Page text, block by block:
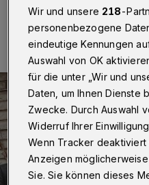
14.02.2020 , 21:19 Uhr 2
Wir und unsere 218-
personenbezogene
eindeutige Kennungen
Auswahl von OK
für die unter „Wir und
Daten, um Ihnen Dienste
Zwecke. Durch Auswahl
Widerruf Ihrer
Wenn Tracker deaktiviert
Anzeigen
Sie. Sie können dieses